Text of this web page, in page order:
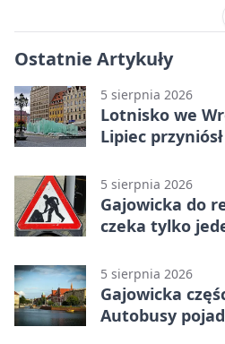
Ostatnie Artykuły
5 sierpnia 2026
Lotnisko we
Lipiec
5 sierpnia 2026
Gajowicka do
czeka tylko
5 sierpnia 2026
Gajowicka
Autobusy